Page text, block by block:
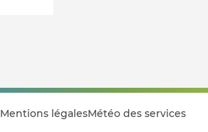
Mentions légalesMétéo des services